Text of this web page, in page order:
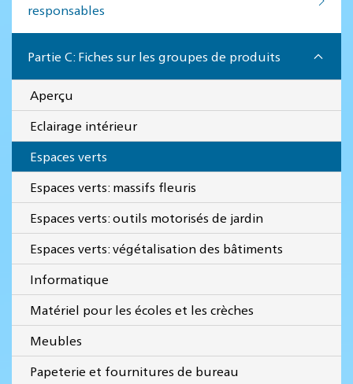
responsables
Partie C: Fiches sur les groupes de produits
Aperçu
Eclairage intérieur
Espaces verts
Espaces verts: massifs fleuris
Espaces verts: outils motorisés de jardin
Espaces verts: végétalisation des bâtiments
Informatique
Matériel pour les écoles et les crèches
Meubles
Papeterie et fournitures de bureau